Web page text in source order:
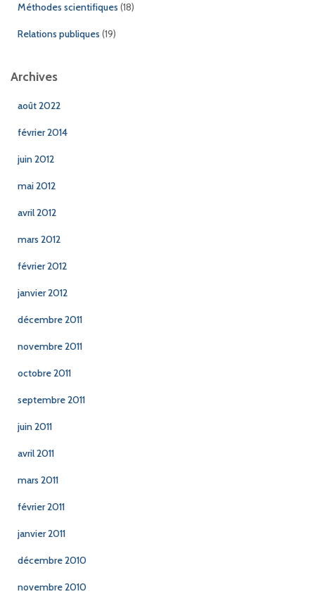
Méthodes scientifiques (18)
Relations publiques (19)
Archives
août 2022
février 2014
juin 2012
mai 2012
avril 2012
mars 2012
février 2012
janvier 2012
décembre 2011
novembre 2011
octobre 2011
septembre 2011
juin 2011
avril 2011
mars 2011
février 2011
janvier 2011
décembre 2010
novembre 2010